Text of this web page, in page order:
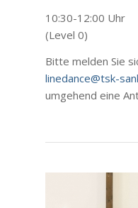
10:30-12:00 Uhr
(Level 0)
Bitte melden Sie
linedance@tsk-
umgehend eine